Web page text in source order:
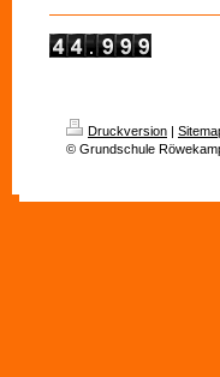
Druckversion |
© Grundschule